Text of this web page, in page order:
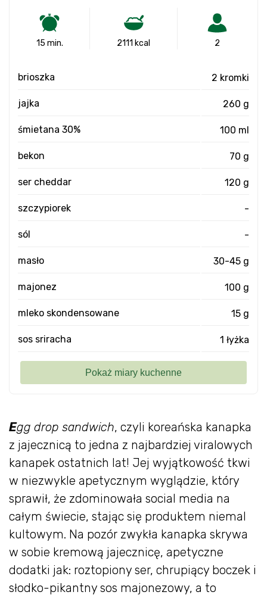
Egg drop sandwich, czyli koreańska kanapka
z jajecznicą to jedna z najbardziej viralowych
kanapek ostatnich lat! Jej wyjątkowość tkwi
w niezwykle apetycznym wyglądzie, który
sprawił, że zdominowała social media na
całym świecie, stając się produktem niemal
kultowym. Na pozór zwykła kanapka skrywa
w sobie kremową jajecznicę, apetyczne
dodatki jak: roztopiony ser, chrupiący boczek i
słodko-pikantny sos majonezowy, a to
15 min. 2111 kcal 2
brioszka 2 kromki
jajka 260 g
śmietana 30% 100 ml
bekon 70 g
ser cheddar 120 g
szczypiorek -
sól -
masło 30-45 g
majonez 100 g
mleko skondensowane 15 g
sos sriracha 1 łyżka